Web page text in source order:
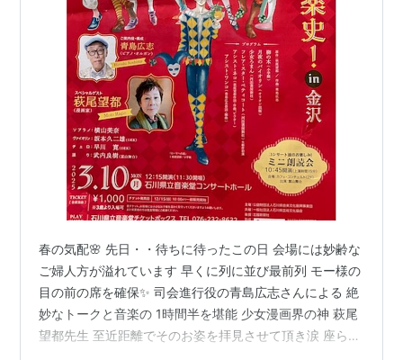
春の気配🌸 先日・・待ちに待ったこの日 会場には妙齢な
ご婦人方が溢れています 早くに列に並び最前列 モー様の
目の前の席を確保✨ 司会進行役の青島広志さんによる 絶
妙なトークと音楽の 1時間半を堪能 少女漫画界の神 萩尾
望都先生 至近距離でそのお姿を拝見させて頂き涙 座られ